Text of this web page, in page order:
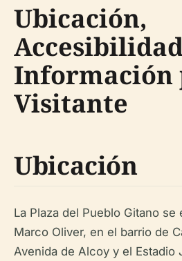
Ubicación,
Información
Visitante
Ubicación
La Plaza del Pueblo Gitano se
Marco Oliver, en el barrio de
Avenida de Alcoy y el Estadio